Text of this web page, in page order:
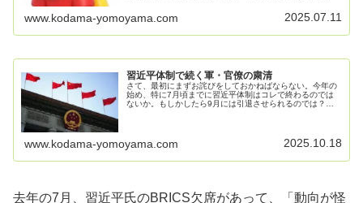
www.kodama-yomoyama.com 2025.07.11
習近平体制で続く軍・官僚の粛清
さて、最初にまずお詫びをしておかねばならない。今年の
始め、特に7月頃までに習近平体制はコレで終わるのでは
ないか。もしかしたら9月には引退させられるのでは？と
www.kodama-yomoyama.com 2025.10.18
去年の7月、習近平氏のBRICS欠席があって、「動向が怪